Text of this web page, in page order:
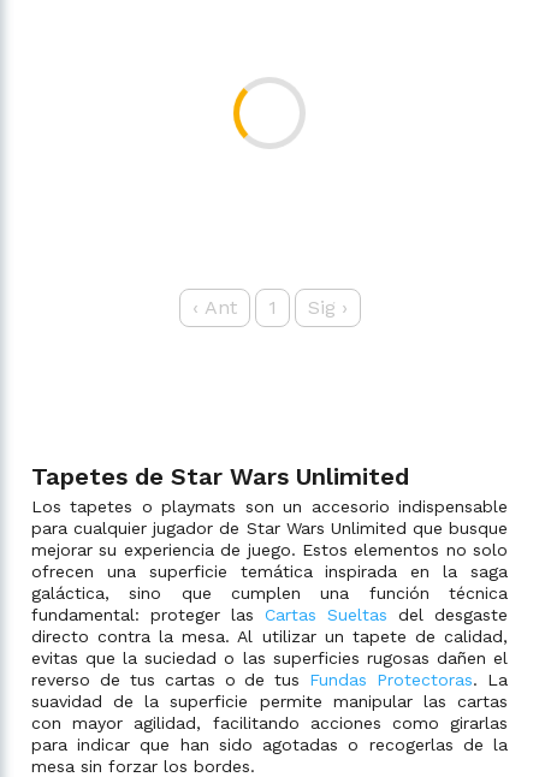
‹ Ant 1 Sig ›
Tapetes de Star Wars Unlimited
Los tapetes o playmats son un accesorio indispensable
para cualquier jugador de Star Wars Unlimited que busque
mejorar su experiencia de juego. Estos elementos no solo
ofrecen una superficie temática inspirada en la saga
galáctica, sino que cumplen una función técnica
fundamental: proteger las Cartas Sueltas del desgaste
directo contra la mesa. Al utilizar un tapete de calidad,
evitas que la suciedad o las superficies rugosas dañen el
reverso de tus cartas o de tus Fundas Protectoras. La
suavidad de la superficie permite manipular las cartas
con mayor agilidad, facilitando acciones como girarlas
para indicar que han sido agotadas o recogerlas de la
mesa sin forzar los bordes.